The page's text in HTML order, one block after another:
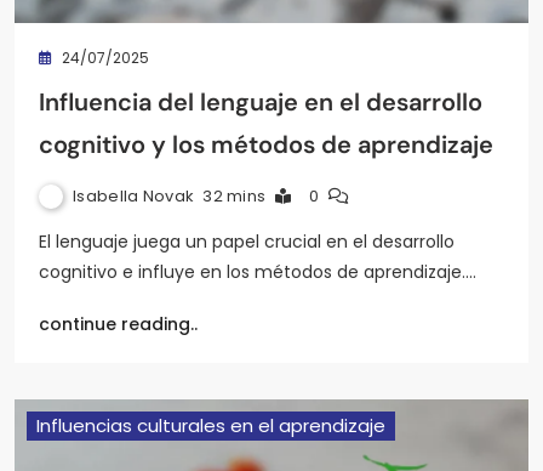
24/07/2025
Influencia del lenguaje en el desarrollo
cognitivo y los métodos de aprendizaje
Isabella Novak 32 mins 0
El lenguaje juega un papel crucial en el desarrollo
cognitivo e influye en los métodos de aprendizaje.…
continue reading..
Influencias culturales en el aprendizaje